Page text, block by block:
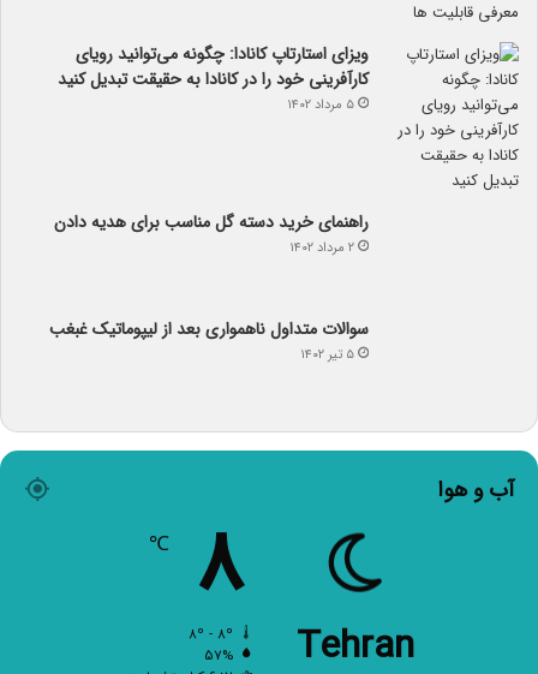
ویزای استارتاپ کانادا: چگونه می‌توانید رویای
کارآفرینی خود را در کانادا به حقیقت تبدیل کنید
۵ مرداد ۱۴۰۲
راهنمای خرید دسته گل مناسب برای هدیه دادن
۲ مرداد ۱۴۰۲
سوالات متداول ناهمواری بعد از لیپوماتیک غبغب
۵ تیر ۱۴۰۲
آب و هوا
Tehran
آسمان صاف
۸
۵۷%
۶.۱۷ کیلومتر/ساعت